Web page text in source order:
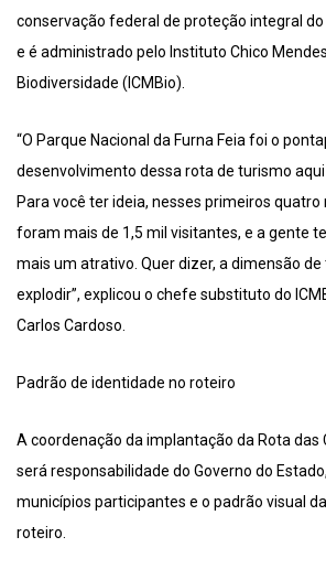
conservação federal de proteção integral do
e é administrado pelo Instituto Chico
Biodiversidade (ICMBio).
“O Parque Nacional da Furna Feia foi o
desenvolvimento dessa rota de turismo aqui
Para você ter ideia, nesses primeiros
foram mais de 1,5 mil visitantes, e a gente
mais um atrativo. Quer dizer, a dimensão
explodir”, explicou o chefe substituto do
Carlos Cardoso.
Padrão de identidade no roteiro
A coordenação da implantação da Rota das
será responsabilidade do Governo do
municípios participantes e o padrão visual
roteiro.